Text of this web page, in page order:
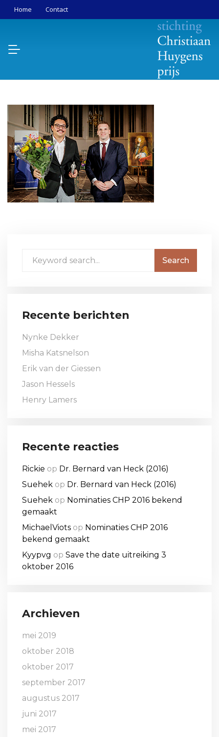
Home Contact
Recente berichten
Nynke Dekker
Misha Katsnelson
Erik van der Giessen
Jason Hessels
Henry Lamers
Recente reacties
Rickie op Dr. Bernard van Heck (2016)
Suehek op Dr. Bernard van Heck (2016)
Suehek op Nominaties CHP 2016 bekend
gemaakt
MichaelViots op Nominaties CHP 2016
bekend gemaakt
Kyypvg op Save the date uitreiking 3
oktober 2016
Archieven
mei 2019
oktober 2018
oktober 2017
september 2017
augustus 2017
juni 2017
mei 2017